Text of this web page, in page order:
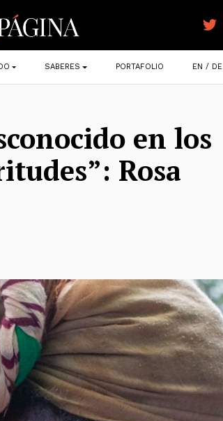
SABERES PORTAFOLIO EN / DE
en los
Rosa